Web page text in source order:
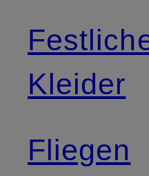
Kleider
Fliegen